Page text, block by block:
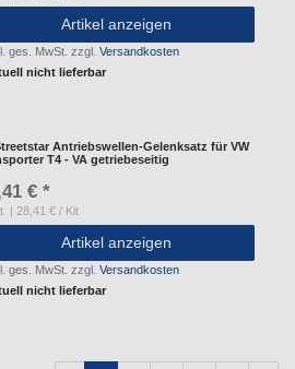
Artikel anzeigen
ges. MwSt. zzgl.Versandkosten
nicht lieferbar
Antriebswellen-Gelenksatz für VW
T4 - VA getriebeseitig
€ *
| 28,41 € / Kit
Artikel anzeigen
ges. MwSt. zzgl.Versandkosten
nicht lieferbar